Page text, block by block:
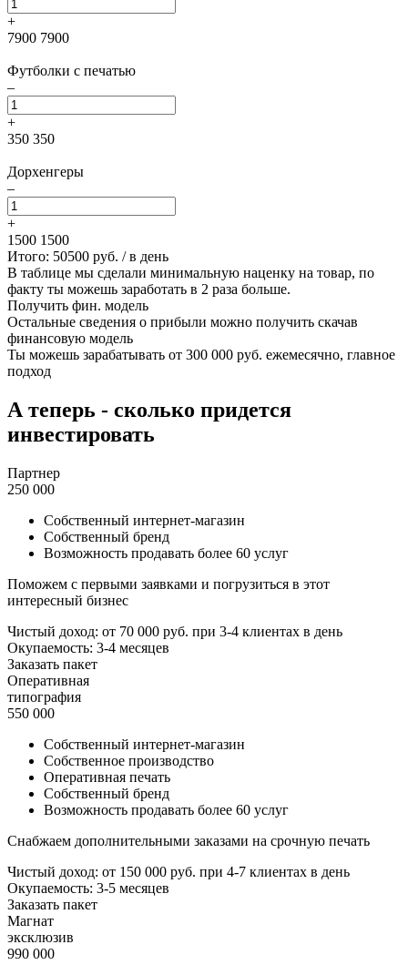
+
7900 7900
Футболки с печатью
–
+
350 350
Дорхенгеры
–
+
1500 1500
Итого: 50500 руб. / в день
В таблице мы сделали минимальную наценку на товар, по
факту ты можешь заработать в 2 раза больше.
Получить фин. модель
Остальные сведения о прибыли можно получить скачав
финансовую модель
Ты можешь зарабатывать от 300 000 руб. ежемесячно, главное
подход
А теперь - сколько придется
инвестировать
Партнер
250 000
Собственный интернет-магазин
Собственный бренд
Возможность продавать более 60 услуг
Поможем с первыми заявками и погрузиться в этот
интересный бизнес
Чистый доход: от 70 000 руб. при 3-4 клиентах в день
Окупаемость: 3-4 месяцев
Заказать пакет
Оперативная
типография
550 000
Собственный интернет-магазин
Собственное производство
Оперативная печать
Собственный бренд
Возможность продавать более 60 услуг
Снабжаем дополнительными заказами на срочную печать
Чистый доход: от 150 000 руб. при 4-7 клиентах в день
Окупаемость: 3-5 месяцев
Заказать пакет
Магнат
эксклюзив
990 000